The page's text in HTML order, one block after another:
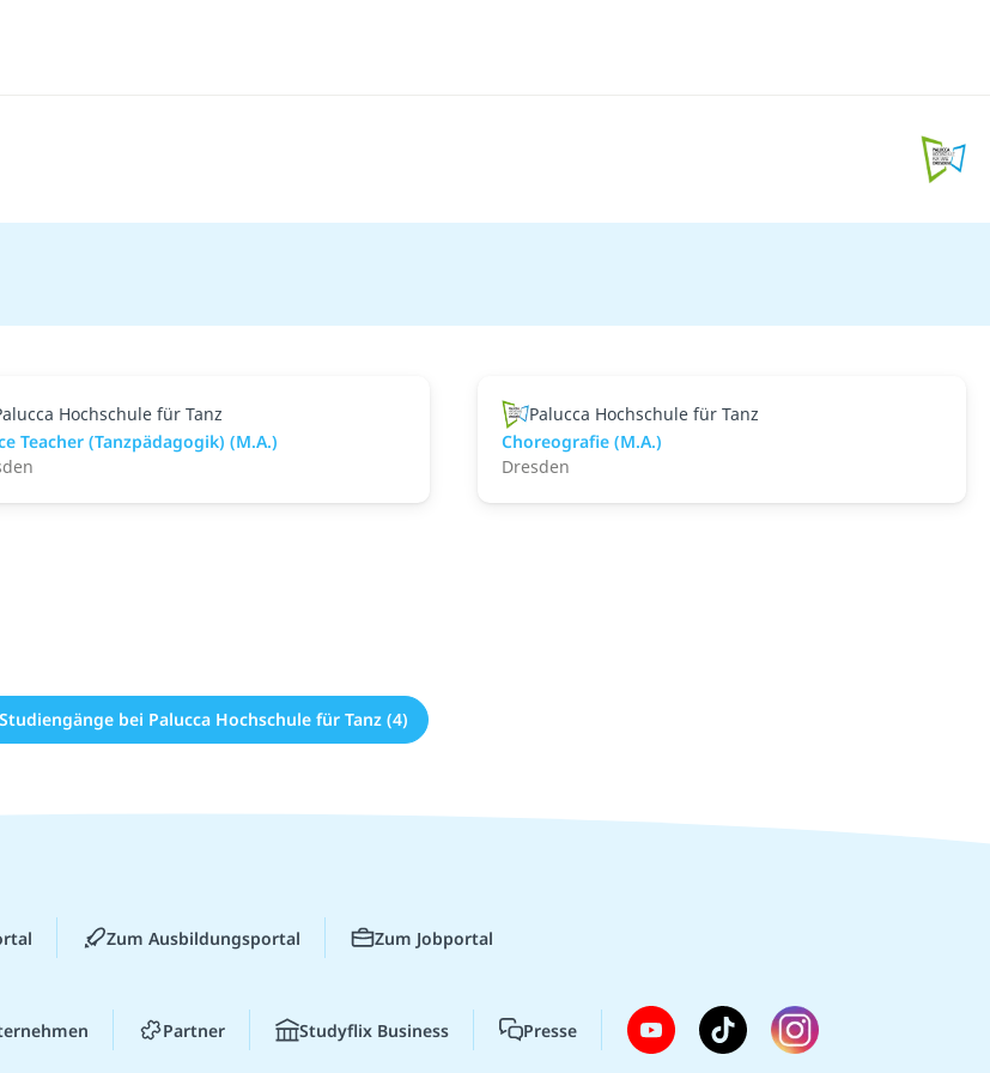
Hochschule für Tanz
Teacher (Tanzpädagogik) (M.A.)
Palucca Hochschule für Tanz
Choreografie (M.A.)
Dresden
bei Palucca Hochschule für Tanz (4)
Zum Ausbildungsportal Zum Jobportal
Partner Studyflix Business Presse